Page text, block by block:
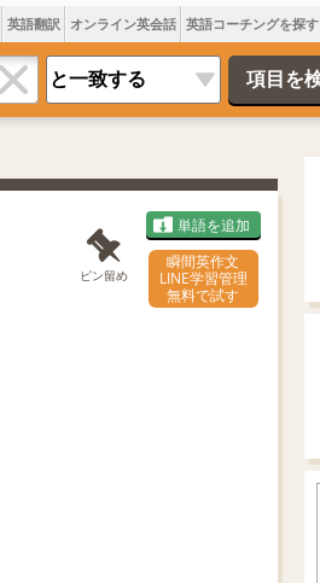
英語翻訳 オンライン英会話 英語コーチングを探す
ピン留め
単語を追加
瞬間英作文
LINE学習管理
無料で試す